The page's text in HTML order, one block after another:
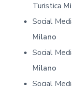
Turistica
Social
Milano
Social
Milano
Social